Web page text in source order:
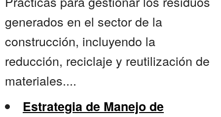
generados en el sector de la
construcción, incluyendo la
reducción, reciclaje y reutilización de
materiales....
Estrategia de Manejo de